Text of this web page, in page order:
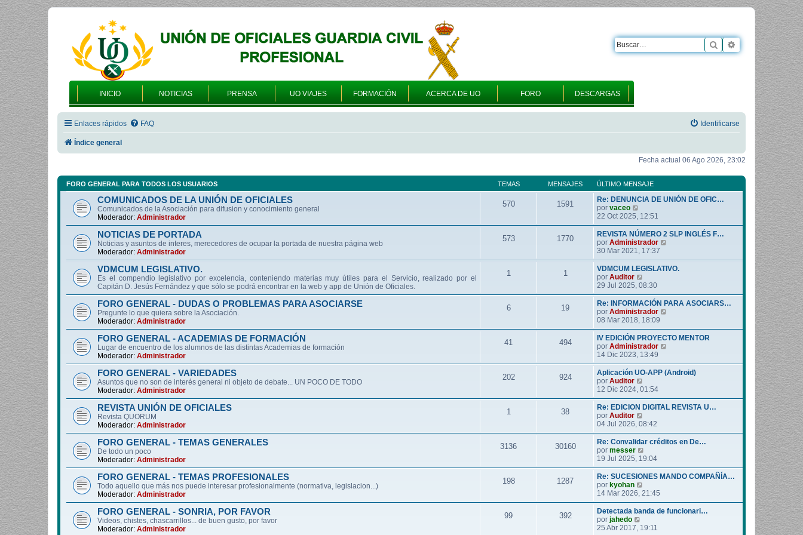
INICIO NOTICIAS PRENSA UO VIAJES FORMACIÓN ACERCA DE UO FORO DESCARGAS
Buscar Búsqueda
Enlaces rápidos FAQ Identificarse
Índice general
Fecha actual 06 Ago 2026, 23:02
FORO GENERAL PARA TODOS LOS USUARIOS TEMAS MENSAJES ÚLTIMO MENSAJE
COMUNICADOS DE LA UNIÓN DE OFICIALES
Comunicados de la Asociación para difusion y conocimiento general
Moderador: Administrador
570 1591
Re: DENUNCIA DE UNIÓN DE OFIC…
por vaceo
e
r
ú
l
m
o
m
n
s
a
j
e
22 Oct 2025, 12:51
NOTICIAS DE PORTADA
Noticias y asuntos de interes, merecedores de ocupar la portada de nuestra página web
Moderador: Administrador
573 1770
REVISTA NÚMERO 2 SLP INGLÉS F…
por Administrador
r
ú
m
n
s
e
30 Mar 2021, 17:37
VDMCUM LEGISLATIVO.
Es el compendio legislativo por excelencia, conteniendo materias muy útiles para el Servicio, realizado por el
Capitán D. Jesús Fernández y que sólo se podrá encontrar en la web y app de Unión de Oficiales.
1 1
VDMCUM LEGISLATIVO.
por Auditor
e
r
ú
l
t
m
o
m
n
s
a
j
e
29 Jul 2025, 08:30
FORO GENERAL - DUDAS O PROBLEMAS PARA ASOCIARSE
Pregunte lo que quiera sobre la Asociación.
Moderador: Administrador
6 19
Re: INFORMACIÓN PARA ASOCIARS…
por Administrador
r
ú
m
n
s
e
08 Mar 2018, 18:09
FORO GENERAL - ACADEMIAS DE FORMACIÓN
Lugar de encuentro de los alumnos de las distintas Academias de formación
Moderador: Administrador
41 494
IV EDICIÓN PROYECTO MENTOR
por Administrador
r
ú
m
n
s
e
14 Dic 2023, 13:49
FORO GENERAL - VARIEDADES
Asuntos que no son de interés general ni objeto de debate... UN POCO DE TODO
Moderador: Administrador
202 924
Aplicación UO-APP (Android)
por Auditor
e
r
ú
t
m
o
m
n
s
a
j
12 Dic 2024, 01:54
REVISTA UNIÓN DE OFICIALES
Revista QUORUM
Moderador: Administrador
1 38
Re: EDICION DIGITAL REVISTA U…
por Auditor
e
r
ú
l
t
m
m
s
a
j
04 Jul 2026, 08:42
FORO GENERAL - TEMAS GENERALES
De todo un poco
Moderador: Administrador
3136 30160
Re: Convalidar créditos en De…
por messer
e
r
ú
t
m
m
19 Jul 2025, 19:04
FORO GENERAL - TEMAS PROFESIONALES
Todo aquello que más nos puede interesar profesionalmente (normativa, legislacion...)
Moderador: Administrador
198 1287
Re: SUCESIONES MANDO COMPAÑÍA…
por kyohan
e
r
ú
t
14 Mar 2026, 21:45
FORO GENERAL - SONRIA, POR FAVOR
Videos, chistes, chascarrillos... de buen gusto, por favor
Moderador: Administrador
99 392
Detectada banda de funcionari…
por jahedo
e
25 Abr 2017, 19:11